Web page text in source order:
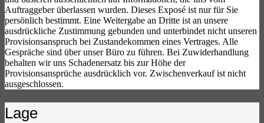
Auftraggeber überlassen wurden. Dieses Exposé ist nur für Sie
persönlich bestimmt. Eine Weitergabe an Dritte ist an unsere
ausdrückliche Zustimmung gebunden und unterbindet nicht unseren
Provisionsanspruch bei Zustandekommen eines Vertrages. Alle
Gespräche sind über unser Büro zu führen. Bei Zuwiderhandlung
behalten wir uns Schadenersatz bis zur Höhe der
Provisionsansprüche ausdrücklich vor. Zwischenverkauf ist nicht
ausgeschlossen.
Lage